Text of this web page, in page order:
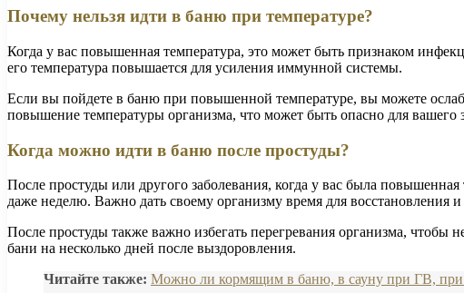
Почему нельзя идти в баню при температуре?
Когда у вас повышенная температура, это может быть признаком
его температура повышается для усиления иммунной системы.
Если вы пойдете в баню при повышенной температуре, вы можете
повышение температуры организма, что может быть опасно для вашего
Когда можно идти в баню после простуды?
После простуды или другого заболевания, когда у вас была
даже неделю. Важно дать своему организму время для восстановления и
После простуды также важно избегать перегревания организма,
бани на несколько дней после выздоровления.
Читайте также: Можно ли кормящим в баню, в сауну при ГВ,